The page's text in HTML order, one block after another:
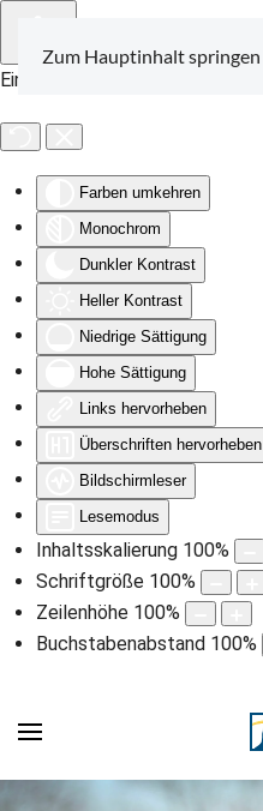
Eingabehilfen öffnen
Farben umkehren
Monochrom
Dunkler Kontrast
Heller Kontrast
Niedrige Sättigung
Hohe Sättigung
Links hervorheben
Überschriften hervorheben
Bildschirmleser
Lesemodus
Inhaltsskalierung 100%
Schriftgröße 100%
Zeilenhöhe 100%
Buchstabenabstand 100%
Zum Hauptinhalt springen